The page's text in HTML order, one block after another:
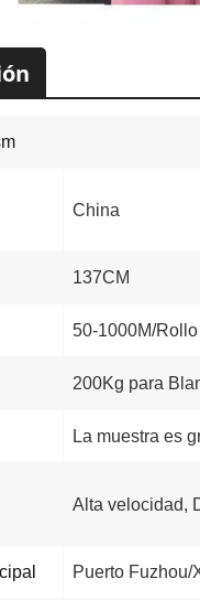
China
137CM
50-1000M/Rollo
200Kg para
La muestra es
Alta velocidad,
Puerto Fuzhou/